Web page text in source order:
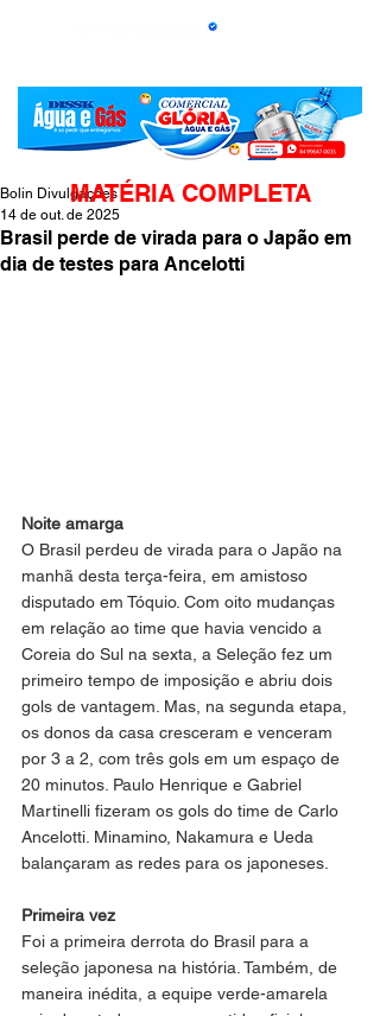
Brasil perde de virada para o Japão em
dia de testes para Ancelotti
Bolin Divulgações
14 de out. de 2025
Noite amarga
O Brasil perdeu de virada para o Japão na
manhã desta terça-feira, em amistoso
disputado em Tóquio. Com oito mudanças
em relação ao time que havia vencido a
Coreia do Sul na sexta, a Seleção fez um
primeiro tempo de imposição e abriu dois
gols de vantagem. Mas, na segunda etapa,
os donos da casa cresceram e venceram
por 3 a 2, com três gols em um espaço de
20 minutos. Paulo Henrique e Gabriel
Martinelli fizeram os gols do time de Carlo
Ancelotti. Minamino, Nakamura e Ueda
balançaram as redes para os japoneses.
Primeira vez
Foi a primeira derrota do Brasil para a
seleção japonesa na história. Também, de
maneira inédita, a equipe verde-amarela
MATÉRIA COMPLETA